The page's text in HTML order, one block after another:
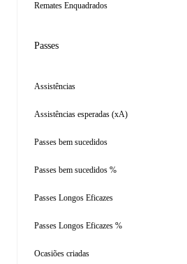
Remates Enquadrados
Passes
Assistências
Assistências esperadas (xA)
Passes bem sucedidos
Passes bem sucedidos %
Passes Longos Eficazes
Passes Longos Eficazes %
Ocasiões criadas